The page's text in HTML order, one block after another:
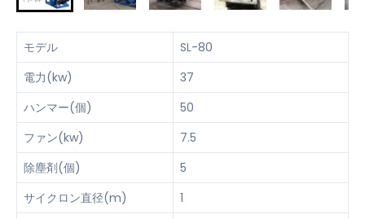
モデル
SL-80
電力(kw)
37
ハンマー(個)
50
ファン(kw)
7.5
除塵剤(個)
5
サイクロン直径(m)
1